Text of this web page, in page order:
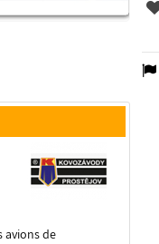
avions de